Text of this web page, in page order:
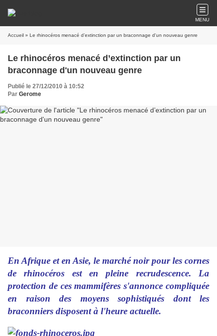
MENU
Accueil » Le rhinocéros menacé d’extinction par un braconnage d'un nouveau genre
Le rhinocéros menacé d’extinction par un
braconnage d'un nouveau genre
Publié le 27/12/2010 à 10:52
Par Gerome
En Afrique et en Asie, le marché noir pour les cornes
de rhinocéros est en pleine recrudescence. La
protection de ces mammifères s'annonce compliquée
en raison des moyens sophistiqués dont les
braconniers disposent à l'heure actuelle.